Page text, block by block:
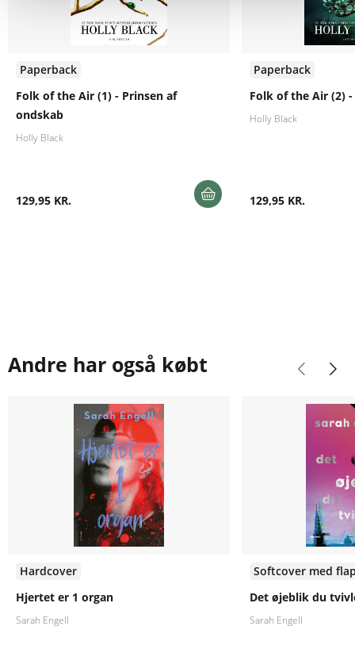
Paperback
Folk of the Air (1) - Prinsen af
ondskab
Holly Black
129,95 KR.
Paperback
Folk of the Air (2)
Holly Black
129,95 KR.
Andre har også købt
Hardcover
Hjertet er 1 organ
Sarah Engell
Softcover med
Det øjeblik du
Sarah Engell